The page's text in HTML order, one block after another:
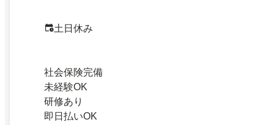
土日休み
社会保険完備
未経験OK
研修あり
即日払いOK